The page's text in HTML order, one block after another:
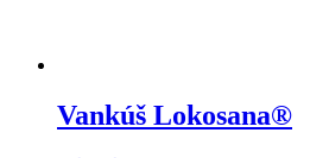
Vankúš Lokosana®